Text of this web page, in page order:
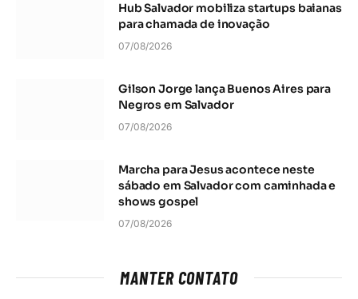
Hub Salvador mobiliza startups baianas
para chamada de inovação
07/08/2026
Gilson Jorge lança Buenos Aires para
Negros em Salvador
07/08/2026
Marcha para Jesus acontece neste
sábado em Salvador com caminhada e
shows gospel
07/08/2026
MANTER CONTATO